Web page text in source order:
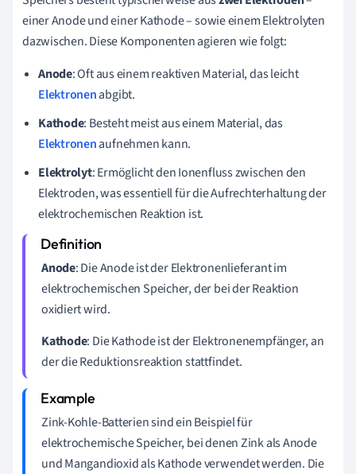
einer Anode und einer Kathode – sowie einem Elektrolyten
dazwischen. Diese Komponenten agieren wie folgt:
Anode: Oft aus einem reaktiven Material, das leicht
Elektronenabgibt.
Kathode: Besteht meist aus einem Material, das
Elektronenaufnehmen kann.
Elektrolyt: Ermöglicht den Ionenfluss zwischen den
Elektroden, was essentiell für die Aufrechterhaltung der
elektrochemischen Reaktion ist.
Anode: Die Anode ist der Elektronenlieferant im
elektrochemischen Speicher, der bei der Reaktion
oxidiert wird.
Kathode: Die Kathode ist der Elektronenempfänger, an
der die Reduktionsreaktion stattfindet.
Zink-Kohle-Batterien sind ein Beispiel für
elektrochemische Speicher, bei denen Zink als Anode
und Mangandioxid als Kathode verwendet werden. Die